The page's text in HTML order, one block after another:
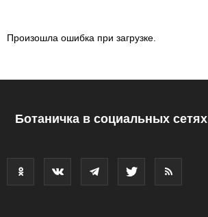
Произошла ошибка при загрузке.
Ботаничка в социальных сетях